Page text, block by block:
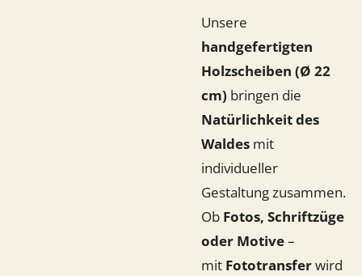
Unsere
handgefertigten
Holzscheiben (Ø 22
cm) bringen die
Natürlichkeit des
Waldes mit
individueller
Gestaltung zusammen.
Ob Fotos, Schriftzüge
oder Motive–
mit Fototransferwird